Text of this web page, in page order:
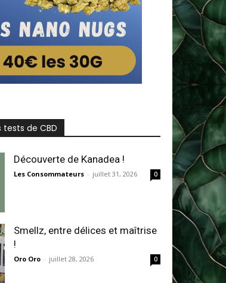
tests de CBD
Découverte de Kanadea !
Les Consommateurs - juillet 31, 2026 0
Smellz, entre délices et maîtrise
!
Oro Oro - juillet 28, 2026 0